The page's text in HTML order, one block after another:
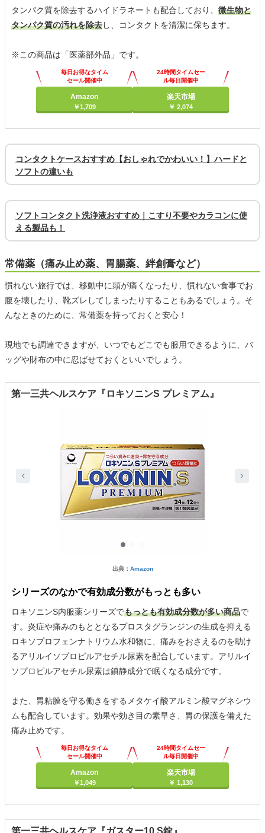
タンパク質を除去するハイドラネートも配合しており、 微生物と
タンパク質の汚れを除去し、コンタクトを清潔に保ちます。
※この商品は「医薬部外品」です。
毎日お得なタイム
セール開催中
Amazon
￥1,709
24時間タイムセー
ル毎日開催中
楽天市場
￥ 2,074
コンタクトケースおすすめ【おしゃれでかわいい！】ハードと
ソフトの違いも
ソフトコンタクト洗浄液おすすめ｜こすり不要やカラコンに使
える製品も！
常備薬（痛み止め薬、胃腸薬、絆創膏など）
慣れない旅行では、移動中に頭が痛くなったり、慣れない食事でお
腹を壊したり、靴ズレしてしまったりすることもあるでしょう。そ
んなときのために、常備薬を持っておくと安心！
現地でも調達できますが、いつでもどこでも服用できるように、バ
ッグや財布の中に忍ばせておくといいでしょう。
第一三共ヘルスケア『ロキソニンS プレミアム』
出典： Amazon
シリーズのなかで有効成分数がもっとも多い
ロキソニンS内服薬シリーズでもっとも有効成分数が多い商品で
す。炎症や痛みのもととなるプロスタグランジンの生成を抑える
ロキソプロフェンナトリウム水和物に、痛みをおさえるのを助け
るアリルイソプロピルアセチル尿素を配合しています。アリルイ
ソプロピルアセチル尿素は鎮静成分で眠くなる成分です。
また、胃粘膜を守る働きをするメタケイ酸アルミン酸マグネシウ
ムも配合しています。効果や効き目の素早さ、胃の保護を備えた
痛み止めです。
毎日お得なタイム
セール開催中
Amazon
￥1,049
24時間タイムセー
ル毎日開催中
楽天市場
￥ 1,130
第一三共ヘルスケア『ガスター10 S錠』